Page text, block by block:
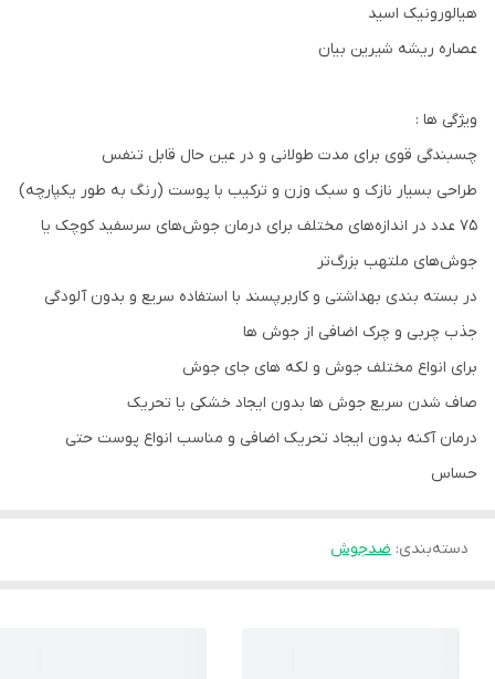
هیالورونیک اسید
عصاره ریشه شیرین بیان
ویژگی ها :
چسبندگی قوی برای مدت طولانی و در عین حال قابل تنفس
طراحی بسیار نازک و سبک وزن و ترکیب با پوست (رنگ به طور یکپارچه)
75 عدد در اندازه‌های مختلف برای درمان جوش‌های سرسفید کوچک یا
جوش‌های ملتهب بزرگ‌تر
در بسته بندی بهداشتی و کاربرپسند با استفاده سریع و بدون آلودگی
جذب چربی و چرک اضافی از جوش ها
برای انواع مختلف جوش و لکه های جای جوش
صاف شدن سریع جوش ها بدون ایجاد خشکی یا تحریک
درمان آکنه بدون ایجاد تحریک اضافی و مناسب انواع پوست حتی
حساس
دسته‌بندی: ضدجوش